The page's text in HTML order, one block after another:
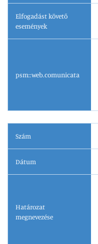
Elfogadást követő
események
psm::web.comunicata
Szám
Dátum
Határozat
megnevezése